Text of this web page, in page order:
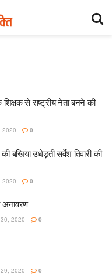
से राष्ट्रीय नेता बनने की
2020 0
बखिया उधेड़ती सर्वेश तिवारी की
2020 0
अनावरण
2020 0
2020 0